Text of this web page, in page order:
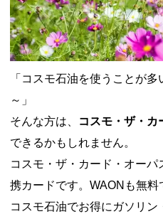
月から 2026年8月1日
ドットマネーが再開！8/12
限が8月末まで？ 2026年7月
【2026年夏】dポイント交
15%増量のチャンス。8/
au PAY 残高チャージで最大
チャージで抽選。8/31まで
「コスモ石油を使うことが
～」
そんな方は、
コスモ・ザ・カ
できるかもしれません。
コスモ・ザ・カード・オー
携カードです。WAONも無料
コスモ石油でお得にガソリ